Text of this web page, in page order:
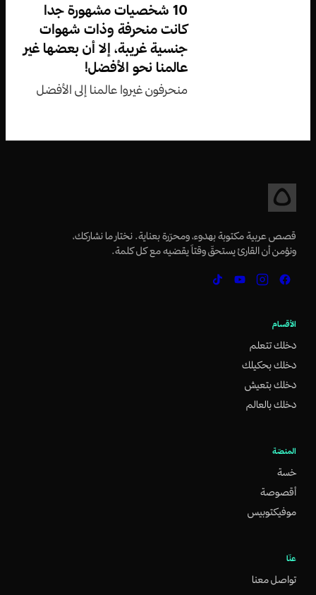
10 شخصيات مشهورة جدا
كانت منحرفة وذات شهوات
جنسية غريبة، إلا أن بعضها غير
عالمنا نحو الأفضل!
منحرفون غيروا عالمنا إلى الأفضل
قصص عربية مكتوبة بهدوء، ومحرّرة بعناية. نختار ما نشاركك،
ونؤمن أن القارئ يستحقّ وقتاً يقضيه مع كل كلمة.
الأقسام
دخلك تتعلم
دخلك بحكيلك
دخلك بتعيش
دخلك بالعالم
المنصّة
خسة
أقصوصة
موفيكتوبيس
عنّا
تواصل معنا